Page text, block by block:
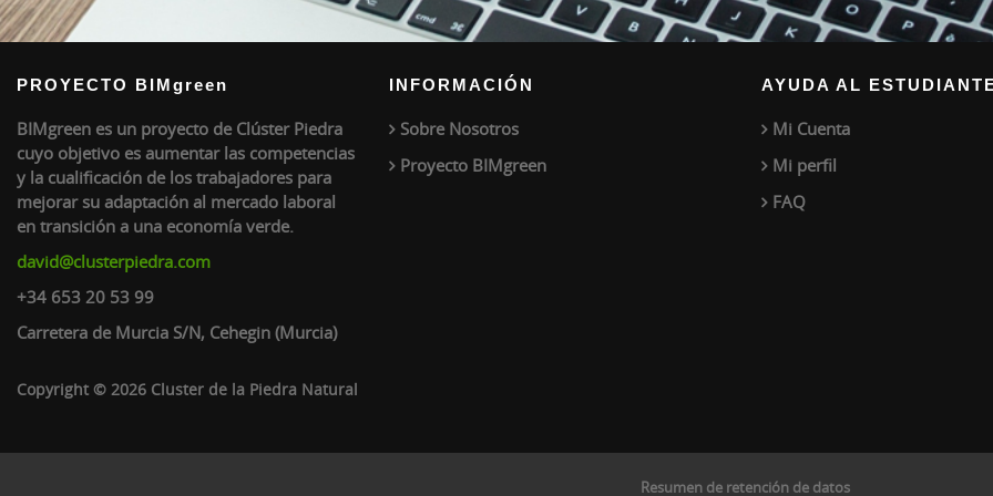
PROYECTO BIMgreen
BIMgreen es un proyecto de Clúster Piedra
cuyo objetivo es aumentar las competencias
y la cualificación de los trabajadores para
mejorar su adaptación al mercado laboral
en transición a una economía verde.
david@clusterpiedra.com
+34 653 20 53 99
Carretera de Murcia S/N, Cehegin (Murcia)
INFORMACIÓN
Sobre Nosotros
Proyecto BIMgreen
AYUDA AL
Mi Cuenta
Mi perfil
FAQ
Copyright © 2026 Cluster de la Piedra Natural
Resumen de retención de datos